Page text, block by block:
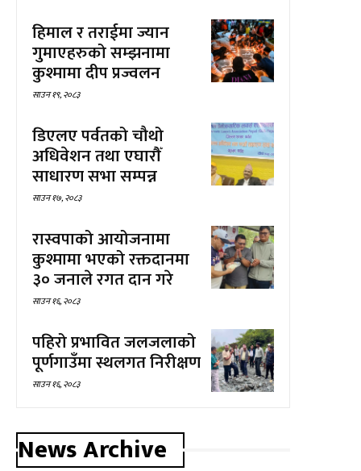
हिमाल र तराईमा ज्यान
गुमाएहरुको सम्झनामा
कुश्मामा दीप प्रज्वलन
साउन १९, २०८३
डिएलए पर्वतको चौथो
अधिवेशन तथा एघारौँ
साधारण सभा सम्पन्न
साउन १७, २०८३
रास्वपाको आयोजनामा
कुश्मामा भएको रक्तदानमा
३० जनाले रगत दान गरे
साउन १६, २०८३
पहिरो प्रभावित जलजलाको
पूर्णगाउँमा स्थलगत निरीक्षण
साउन १६, २०८३
News Archive